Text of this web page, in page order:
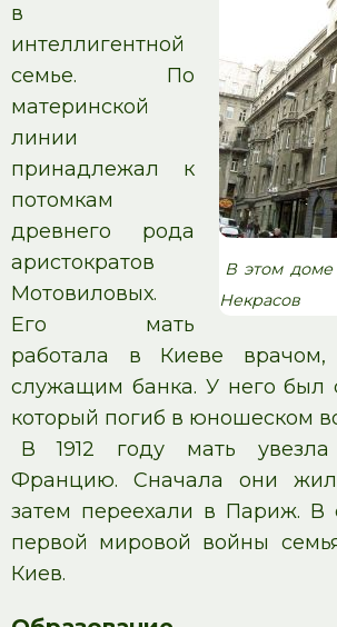
В этом
Некрасов
в
интеллигентной
семье. По
материнской
линии
принадлежал к
потомкам
древнего рода
аристократов
Мотовиловых.
Его мать
работала в Киеве
служащим банка. У него был
который погиб в юношеском
В 1912 году мать
Францию. Сначала они
затем переехали в Париж. В
первой мировой войны
Киев.